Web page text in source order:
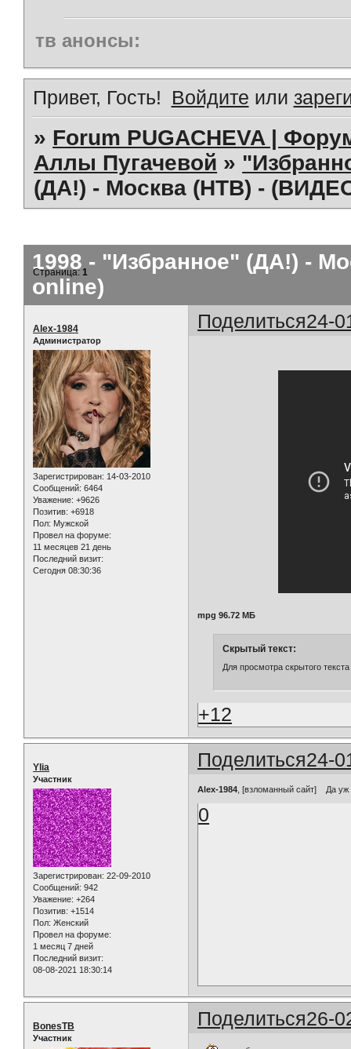
тв анонсы:
Привет, Гость! Войдите или
» Forum PUGACHEVA |
Аллы Пугачевой »
(ДА!) - Москва (НТВ) -
1998 - "Избранное" (ДА!) -
online)
Страница:1
Поделиться24-
Alex-1984
Администратор
Зарегистрирован: 14-03-2010
Сообщений: 6464
Уважение: +9626
Позитив: +6918
Пол: Мужской
Провел на форуме:
11 месяцев 21 день
Последний визит:
Сегодня 08:30:36
mpg 96.72 МБ
Скрытый текст:
Для просмотра скрытого
+12
Поделиться24-
Ylia
Участник
Зарегистрирован: 22-09-2010
Сообщений: 942
Уважение: +264
Позитив: +1514
Пол: Женский
Провел на форуме:
1 месяц 7 дней
Последний визит:
08-08-2021 18:30:14
Alex-1984 , [взломанный сайт] Да
0
Поделиться26-
BonesTB
Участник